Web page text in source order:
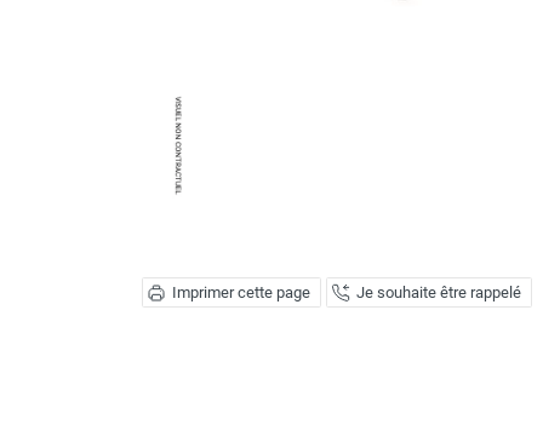
Ventilateur centrifuge
Ventilateur de sol
Ventilateur sur pied
Ventilateur de bureau
Extracteur d'air mural centrifuge
Imprimer cette page Je souhaite être rappelé